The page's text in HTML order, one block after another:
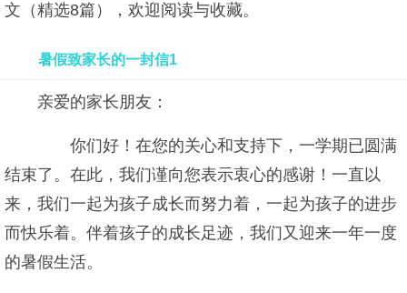
文（精选8篇），欢迎阅读与收藏。
暑假致家长的一封信1
亲爱的家长朋友：
你们好！在您的关心和支持下，一学期已圆满
结束了。在此，我们谨向您表示衷心的感谢！一直以
来，我们一起为孩子成长而努力着，一起为孩子的进步
而快乐着。伴着孩子的成长足迹，我们又迎来一年一度
的暑假生活。